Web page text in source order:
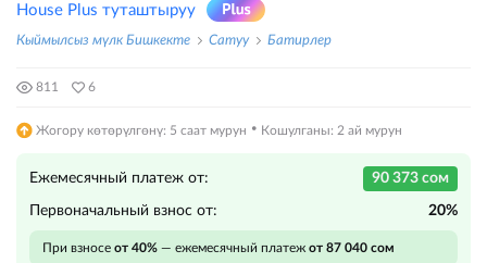
House Plus туташтыруу
Кыймылсыз мүлк Бишкекте Сатуу Батирлер
811 6
Жогору көтөрүлгөнү: 5 саат мурун · Кошулганы: 2 ай мурун
Ежемесячный платеж от: 90 373 сом
Первоначальный взнос от: 20%
При взносе от 40% — ежемесячный платеж от 87 040 сом